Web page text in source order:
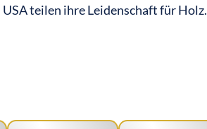
teilen ihre Leidenschaft für Holz.